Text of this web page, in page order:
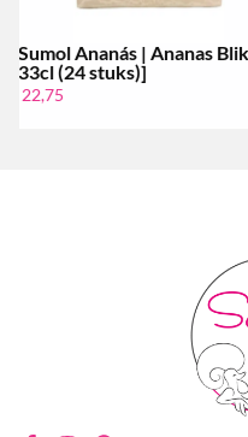
| Ananas 1.5